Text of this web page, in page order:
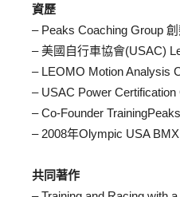
資歷
– Peaks Coaching Group 創
– 美國自行車協會(USAC)
– LEOMO Motion Analysis
– USAC Power
– Co-Founder
– 2008年Olympic USA
共同著作